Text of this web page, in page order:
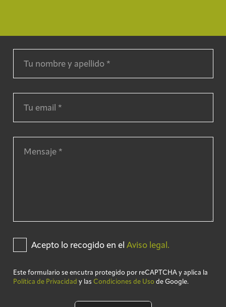
Acepto lo recogido en el Aviso legal.
Este formulario se encutra protegido por reCAPTCHA y aplica la
Política de Privacidad y las Condiciones de Uso de Google.